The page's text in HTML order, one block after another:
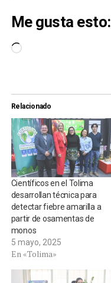
Me gusta esto:
Cargando...
Relacionado
Científicos en el Tolima
desarrollan técnica para
detectar fiebre amarilla a
partir de osamentas de
monos
5 mayo, 2025
En «Tolima»